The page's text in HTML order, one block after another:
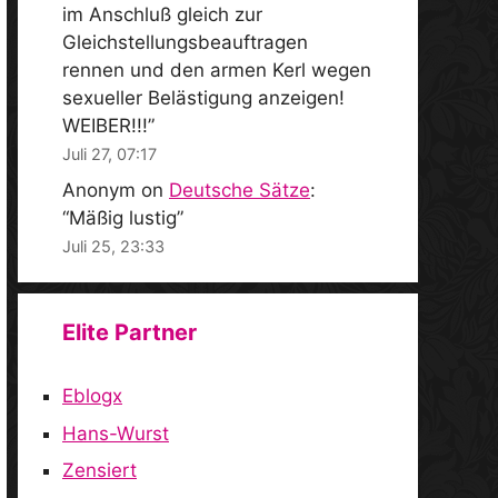
im Anschluß gleich zur
Gleichstellungsbeauftragen
rennen und den armen Kerl wegen
sexueller Belästigung anzeigen!
WEIBER!!!”
Juli 27, 07:17
Anonym on Deutsche Sätze:
“Mäßig lustig”
Juli 25, 23:33
Elite Partner
Eblogx
Hans-Wurst
Zensiert